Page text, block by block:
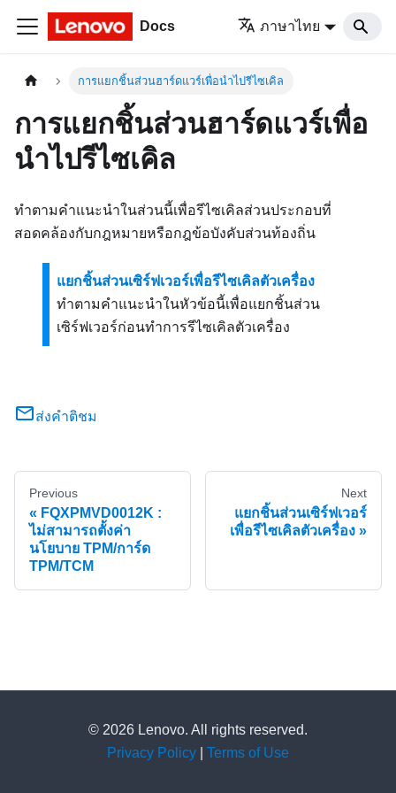
Docs ภาษาไทย
การแยกชิ้นส่วนฮาร์ดแวร์เพื่อนำไปรีไซเคิล
การแยกชิ้นส่วนฮาร์ดแวร์เพื่อ
นำไปรีไซเคิล
ทำตามคำแนะนำในส่วนนี้เพื่อรีไซเคิลส่วนประกอบที่
สอดคล้องกับกฎหมายหรือกฎข้อบังคับส่วนท้องถิ่น
แยกชิ้นส่วนเซิร์ฟเวอร์เพื่อรีไซเคิลตัวเครื่อง
ทำตามคำแนะนำในหัวข้อนี้เพื่อแยกชิ้นส่วน
เซิร์ฟเวอร์ก่อนทำการรีไซเคิลตัวเครื่อง
ส่งคำติชม
Previous
FQXPMVD0012K :
ไม่สามารถตั้งค่า
นโยบาย TPM/การ์ด
TPM/TCM
Next
แยกชิ้นส่วนเซิร์ฟเวอร์
เพื่อรีไซเคิลตัวเครื่อง
© 2026 Lenovo. All rights reserved.
Privacy Policy
Terms of Use